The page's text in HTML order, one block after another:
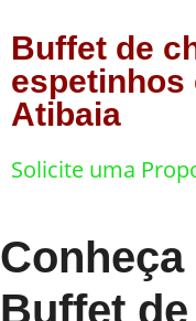
Buffet de
espetinhos
Atibaia
Solicite uma
Buffet